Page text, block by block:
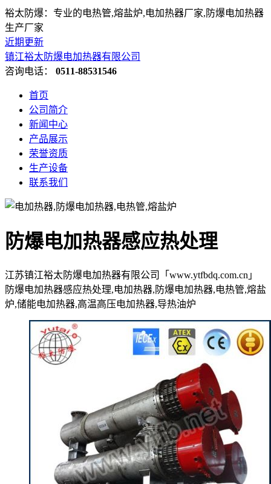
裕太防爆：专业的电热管,熔盐炉,电加热器厂家,防爆电加热器
生产厂家
近期更新
镇江裕太防爆电加热器有限公司
咨询电话： 0511-88531546
首页
公司简介
新闻中心
产品展示
荣誉资质
生产设备
联系我们
防爆电加热器感应热处理
江苏镇江裕太防爆电加热器有限公司「www.ytfbdq.com.cn」
防爆电加热器感应热处理,电加热器,防爆电加热器,电热管,熔盐
炉,储能电加热器,高温高压电加热器,导热油炉